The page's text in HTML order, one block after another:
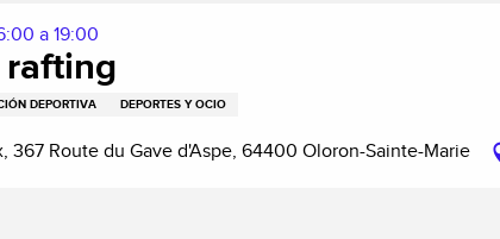
a 19:00
rafting
DEPORTIVA DEPORTES Y OCIO
367 Route du Gave d'Aspe, 64400 Oloron-Sainte-Marie